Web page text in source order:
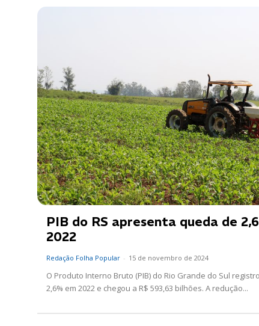
PIB do RS apresenta queda de
2022
Redação Folha Popular - 15 de novembro de 2024
O Produto Interno Bruto (PIB) do Rio Grande do Sul
2,6% em 2022 e chegou a R$ 593,63 bilhões. A redução...